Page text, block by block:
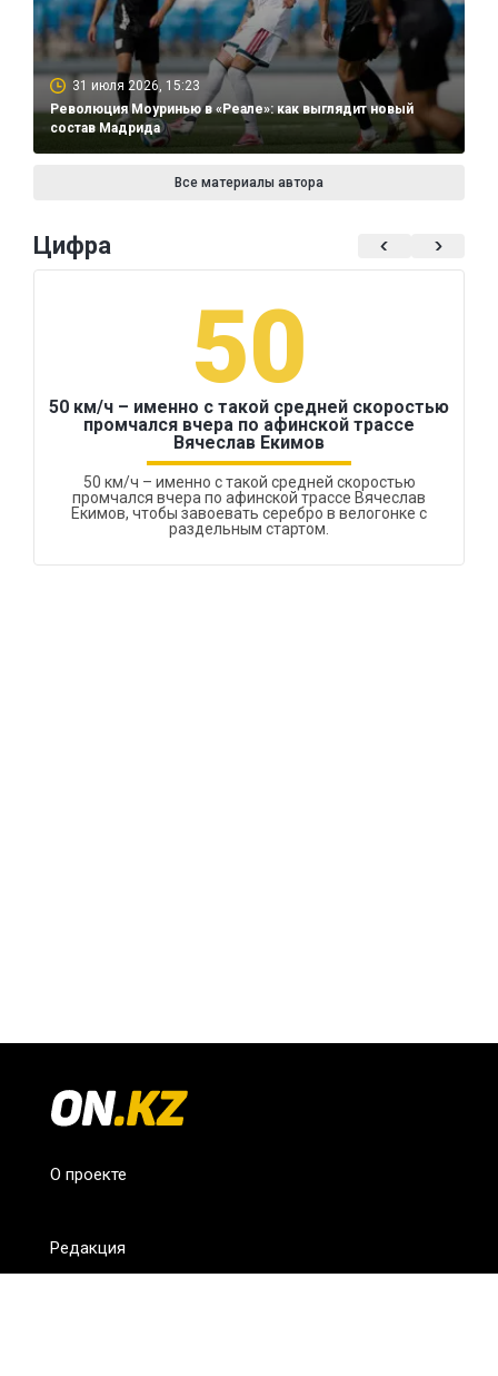
31 июля 2026, 15:23
Революция Моуринью в «Реале»: как выглядит новый
состав Мадрида
Все материалы автора
Цифра
50
50 км/ч – именно с такой средней скоростью
промчался вчера по афинской трассе
Вячеслав Екимов
50 км/ч – именно с такой средней скоростью
промчался вчера по афинской трассе Вячеслав
Екимов, чтобы завоевать серебро в велогонке с
раздельным стартом.
О проекте
Редакция